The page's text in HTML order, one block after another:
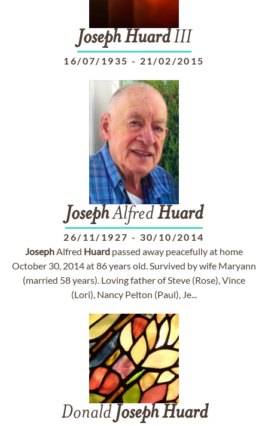
Joseph HuardIII
16/07/1935 - 21/02/2015
JosephAlfredHuard
26/11/1927 - 30/10/2014
JosephAlfred Huard passed away peacefully at home
October 30, 2014 at 86 years old. Survived by wife Maryann
(married 58 years). Loving father of Steve (Rose), Vince
(Lori), Nancy Pelton (Paul), Je...
Donald Joseph Huard